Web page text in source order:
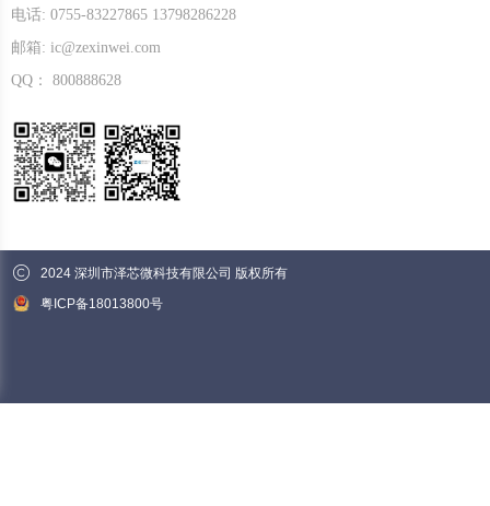
源七、可编程混合信号、ASIC 与 IP 产品1.ForgeFPGA 低密度
2.Industrial Radar Sensors3.调制器和解调器4.相位阵列波束形成器5.
感器2.流量传感器3.lndustrial Radar Sensors4.Optical Sensors5.位置传
Modules3.DECT4.NFC5.Sub-GHz/Wi-SUN 收发器6.Wi-Fi7.无线音频
及物联网、电力和能源、关键技术
电话: 0755-83227865 13798286228
邮箱: ic@zexinwei.com
QQ： 800888628
2024 深圳市泽芯微科技有限公司 版权所有
粤ICP备18013800号